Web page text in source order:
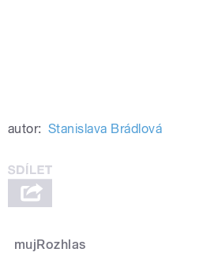
autor: Stanislava Brádlová
mujRozhlas